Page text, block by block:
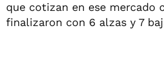
que cotizan en ese mercado
finalizaron con 6 alzas y 7